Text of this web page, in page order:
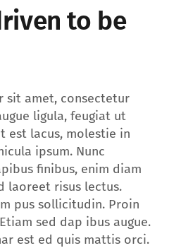
to be
sit amet, consectetur
ligula, feugiat ut
est lacus, molestie in
ipsum. Nunc
finibus, enim diam
laoreet risus lectus.
pus sollicitudin. Proin
sed dap ibus augue.
est ed quis mattis orci.